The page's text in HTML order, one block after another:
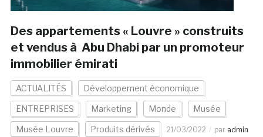
Des appartements « Louvre » construits
et vendus à Abu Dhabi par un promoteur
immobilier émirati
ACTUALITÉS Développement économique
ENTREPRISES Marketing Monde Musée
Musée Louvre Produits dérivés 21/03/2022 par admin